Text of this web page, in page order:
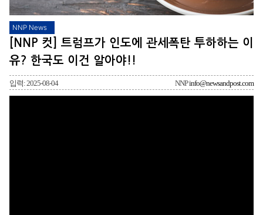
NNP News
[NNP 컷] 트럼프가 인도에 관세폭탄 투하하는 이
유? 한국도 이건 알아야!!
입력: 2025-08-04 NNPinfo@newsandpost.com